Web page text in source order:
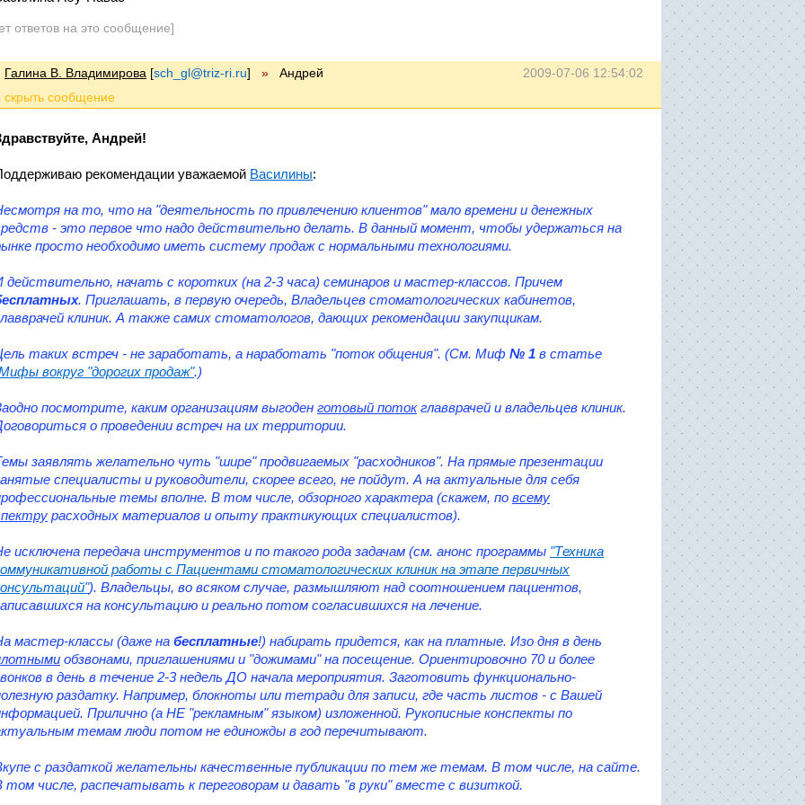
ответов на это сообщение]
2009-07-06 12:54:02
Галина В. Владимирова [sch_gl@triz-ri.ru] » Андрей
Андрей!
рекомендации уважаемой Василины:
на то, что на "деятельность по привлечению клиентов" мало времени и денежных
- это первое что надо действительно делать. В данный момент, чтобы удержаться на
просто необходимо иметь систему продаж с нормальными технологиями.
действительно, начать с коротких (на 2-3 часа) семинаров и мастер-классов. Причем
. Приглашать, в первую очередь, Владельцев стоматологических кабинетов,
клиник. А также самих стоматологов, дающих рекомендации закупщикам.
таких встреч - не заработать, а наработать "поток общения". (См. Миф № 1 в статье
вокруг "дорогих продаж".)
посмотрите, каким организациям выгоден готовый потокглавврачей и владельцев клиник.
о проведении встреч на их территории.
заявлять желательно чуть "шире" продвигаемых "расходников". На прямые презентации
специалисты и руководители, скорее всего, не пойдут. А на актуальные для себя
темы вполне. В том числе, обзорного характера (скажем, по всему
расходных материалов и опыту практикующих специалистов).
исключена передача инструментов и по такого рода задачам (см. анонс программы "Техника
работы с Пациентами стоматологических клиник на этапе первичных
). Владельцы, во всяком случае, размышляют над соотношением пациентов,
на консультацию и реально потом согласившихся на лечение.
мастер-классы (даже на бесплатные!) набирать придется, как на платные. Изо дня в день
обзвонами, приглашениями и "дожимами" на посещение. Ориентировочно 70 и более
в день в течение 2-3 недель ДО начала мероприятия. Заготовить функционально-
раздатку. Например, блокноты или тетради для записи, где часть листов - с Вашей
Прилично (а НЕ "рекламным" языком) изложенной. Рукописные конспекты по
темам люди потом не единожды в год перечитывают.
с раздаткой желательны качественные публикации по тем же темам. В том числе, на сайте.
том числе, распечатывать к переговорам и давать "в руки" вместе с визиткой.